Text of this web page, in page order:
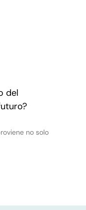
del
no solo